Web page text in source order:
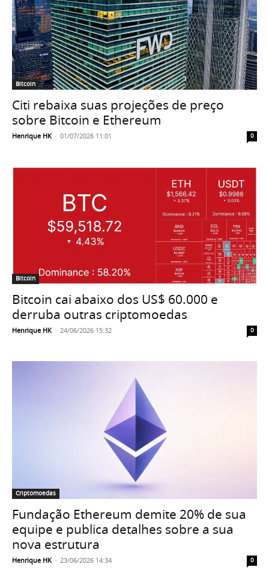
Bitcoin
Citi rebaixa suas projeções de preço
sobre Bitcoin e Ethereum
Henrique HK - 01/07/2026 11:01 0
Bitcoin
Bitcoin cai abaixo dos US$ 60.000 e
derruba outras criptomoedas
Henrique HK - 24/06/2026 15:32 0
Criptomoedas
Fundação Ethereum demite 20% de sua
equipe e publica detalhes sobre a sua
nova estrutura
Henrique HK - 23/06/2026 14:34 0